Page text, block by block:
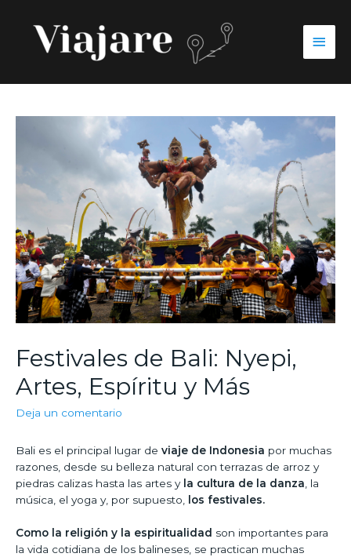
Festivales de Bali: Nyepi,
Artes, Espíritu y Más
Deja un comentario
Bali es el principal lugar de viaje de Indonesia por muchas
razones, desde su belleza natural con terrazas de arroz y
piedras calizas hasta las artes y la cultura de la danza , la
música, el yoga y, por supuesto, los festivales.
Como la religión y la espiritualidad son importantes para
la vida cotidiana de los balineses, se practican muchas